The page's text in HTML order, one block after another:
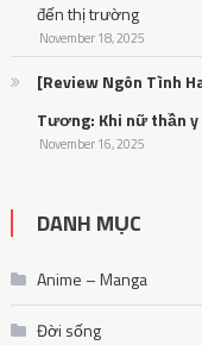
đến thị trường
November 18, 2025
[Review Ngôn Tình
Tương: Khi nữ thần
November 16, 2025
DANH MỤC
Anime – Manga
Đời sống